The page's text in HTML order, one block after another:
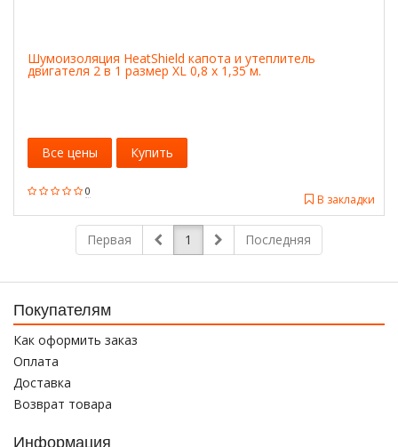
Шумоизоляция HeatShield капота и утеплитель
двигателя 2 в 1 размер ХL 0,8 х 1,35 м.
0
В закладки
Все цены Купить
Первая 1 Последняя
Покупателям
Как оформить заказ
Оплата
Доставка
Возврат товара
Информация